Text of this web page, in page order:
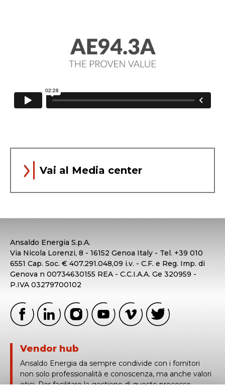
Vai al Media center
Ansaldo Energia S.p.A.
Via Nicola Lorenzi, 8 - 16152 Genoa Italy - Tel. +39 010
6551 Cap. Soc. € 407.291.048,09 i.v. - C.F. e Reg. Imp. di
Genova n 00734630155 REA - C.C.I.A.A. Ge 320959 -
P.IVA 03279700102
Vendor hub
Ansaldo Energia da sempre condivide con i fornitori
non solo professionalità e conoscenza, ma anche valori
etici. Per facilitare la gestione di questo processo,